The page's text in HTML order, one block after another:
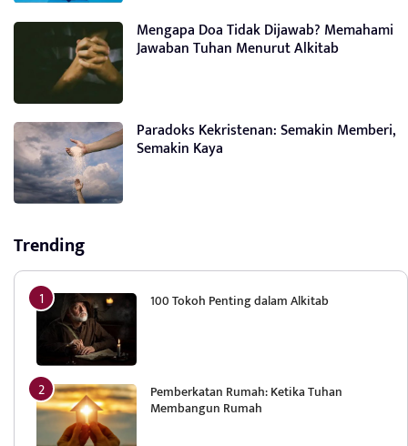
Mengapa Doa Tidak Dijawab? Memahami
Jawaban Tuhan Menurut Alkitab
Paradoks Kekristenan: Semakin Memberi,
Semakin Kaya
Trending
100 Tokoh Penting dalam Alkitab
Pemberkatan Rumah: Ketika Tuhan
Membangun Rumah